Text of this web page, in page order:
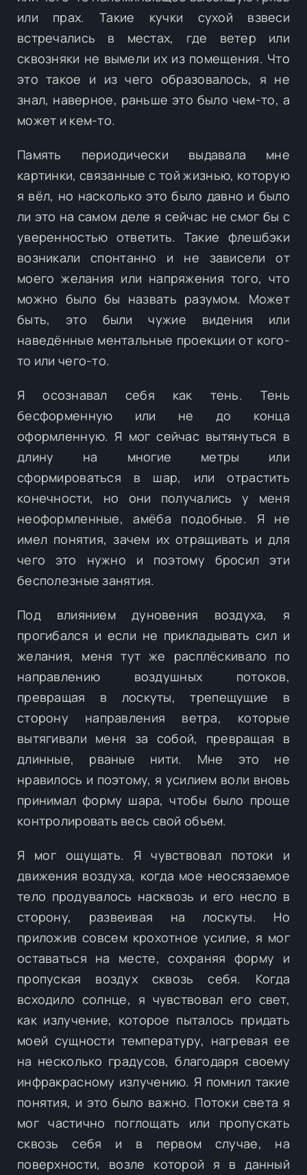
или прах. Такие кучки сухой взвеси
встречались в местах, где ветер или
сквозняки не вымели их из помещения. Что
это такое и из чего образовалось, я не
знал, наверное, раньше это было чем-то, а
может и кем-то.
Память периодически выдавала мне
картинки, связанные с той жизнью, которую
я вёл, но насколько это было давно и было
ли это на самом деле я сейчас не смог бы с
уверенностью ответить. Такие флешбэки
возникали спонтанно и не зависели от
моего желания или напряжения того, что
можно было бы назвать разумом. Может
быть, это были чужие видения или
наведённые ментальные проекции от кого-
то или чего-то.
Я осознавал себя как тень. Тень
бесформенную или не до конца
оформленную. Я мог сейчас вытянуться в
длину на многие метры или
сформироваться в шар, или отрастить
конечности, но они получались у меня
неоформленные, амёба подобные. Я не
имел понятия, зачем их отращивать и для
чего это нужно и поэтому бросил эти
бесполезные занятия.
Под влиянием дуновения воздуха, я
прогибался и если не прикладывать сил и
желания, меня тут же расплёскивало по
направлению воздушных потоков,
превращая в лоскуты, трепещущие в
сторону направления ветра, которые
вытягивали меня за собой, превращая в
длинные, рваные нити. Мне это не
нравилось и поэтому, я усилием воли вновь
принимал форму шара, чтобы было проще
контролировать весь свой объем.
Я мог ощущать. Я чувствовал потоки и
движения воздуха, когда мое неосязаемое
тело продувалось насквозь и его несло в
сторону, развеивая на лоскуты. Но
приложив совсем крохотное усилие, я мог
оставаться на месте, сохраняя форму и
пропуская воздух сквозь себя. Когда
всходило солнце, я чувствовал его свет,
как излучение, которое пыталось придать
моей сущности температуру, нагревая ее
на несколько градусов, благодаря своему
инфракрасному излучению. Я помнил такие
понятия, и это было важно. Потоки света я
мог частично поглощать или пропускать
сквозь себя и в первом случае, на
поверхности, возле которой я в данный